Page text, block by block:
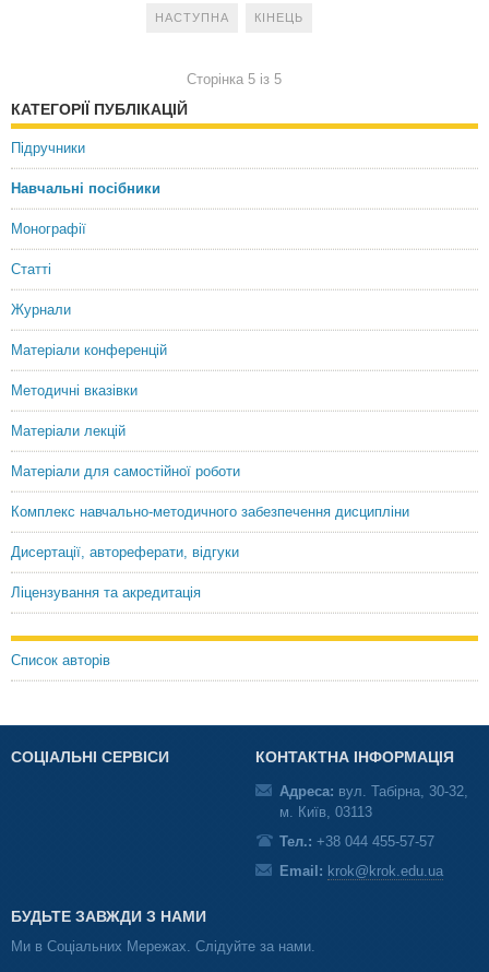
НАСТУПНА КІНЕЦЬ
Сторінка 5 із 5
КАТЕГОРІЇ ПУБЛІКАЦІЙ
Підручники
Навчальні посібники
Монографії
Статті
Журнали
Матеріали конференцій
Методичні вказівки
Матеріали лекцій
Матеріали для самостійної роботи
Комплекс навчально-методичного забезпечення дисципліни
Дисертації, автореферати, відгуки
Ліцензування та акредитація
Список авторів
СОЦІАЛЬНІ СЕРВІСИ КОНТАКТНА ІНФОРМАЦІЯ
Адреса: вул. Табірна, 30-32,
м. Київ, 03113
Тел.: +38 044 455-57-57
Email: krok@krok.edu.ua
БУДЬТЕ ЗАВЖДИ З НАМИ
Ми в Соціальних Мережах. Слідуйте за нами.